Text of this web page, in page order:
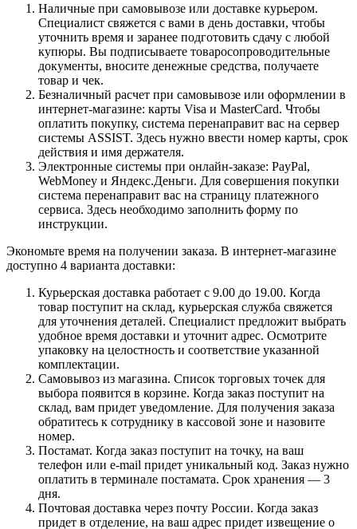
Наличные при самовывозе или доставке курьером.
Специалист свяжется с вами в день доставки, чтобы
уточнить время и заранее подготовить сдачу с любой
купюры. Вы подписываете товаросопроводительные
документы, вносите денежные средства, получаете
товар и чек.
Безналичный расчет при самовывозе или оформлении в
интернет-магазине: карты Visa и MasterCard. Чтобы
оплатить покупку, система перенаправит вас на сервер
системы ASSIST. Здесь нужно ввести номер карты, срок
действия и имя держателя.
Электронные системы при онлайн-заказе: PayPal,
WebMoney и Яндекс.Деньги. Для совершения покупки
система перенаправит вас на страницу платежного
сервиса. Здесь необходимо заполнить форму по
инструкции.
Экономьте время на получении заказа. В интернет-магазине
доступно 4 варианта доставки:
Курьерская доставка работает с 9.00 до 19.00. Когда
товар поступит на склад, курьерская служба свяжется
для уточнения деталей. Специалист предложит выбрать
удобное время доставки и уточнит адрес. Осмотрите
упаковку на целостность и соответствие указанной
комплектации.
Самовывоз из магазина. Список торговых точек для
выбора появится в корзине. Когда заказ поступит на
склад, вам придет уведомление. Для получения заказа
обратитесь к сотруднику в кассовой зоне и назовите
номер.
Постамат. Когда заказ поступит на точку, на ваш
телефон или e-mail придет уникальный код. Заказ нужно
оплатить в терминале постамата. Срок хранения — 3
дня.
Почтовая доставка через почту России. Когда заказ
придет в отделение, на ваш адрес придет извещение о